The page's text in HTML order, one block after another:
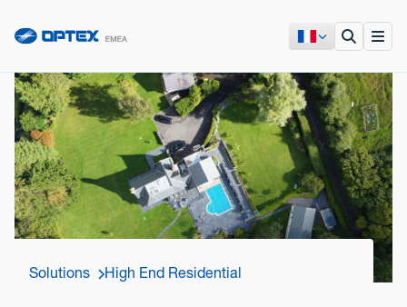
Solutions High End Residential